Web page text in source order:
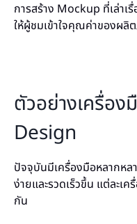
การสร้าง Mockup ที่เล่าเ
ให้ผู้ชมเข้าใจคุณค่าของผ
ตัวอย่างเครื่อ
Design
ปัจจุบันมีเครื่องมือหลากหล
ง่ายและรวดเร็วขึ้น แต่ละเ
กัน